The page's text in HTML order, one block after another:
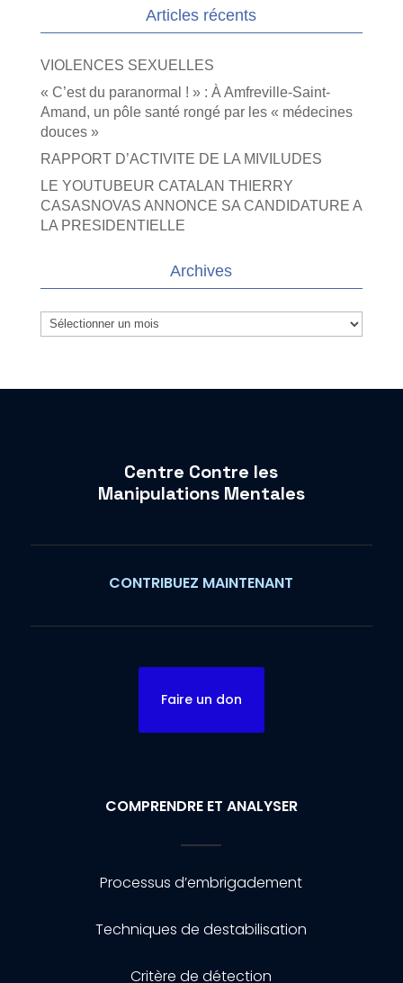
Articles récents
VIOLENCES SEXUELLES
« C’est du paranormal ! » : À Amfreville-Saint-
Amand, un pôle santé rongé par les « médecines
douces »
RAPPORT D’ACTIVITE DE LA MIVILUDES
LE YOUTUBEUR CATALAN THIERRY
CASASNOVAS ANNONCE SA CANDIDATURE A
LA PRESIDENTIELLE
Archives
Archives
Centre Contre les
Manipulations Mentales
CONTRIBUEZ MAINTENANT
Faire un don
COMPRENDRE ET ANALYSER
Processus d’embrigadement
Techniques de destabilisation
Critère de détection